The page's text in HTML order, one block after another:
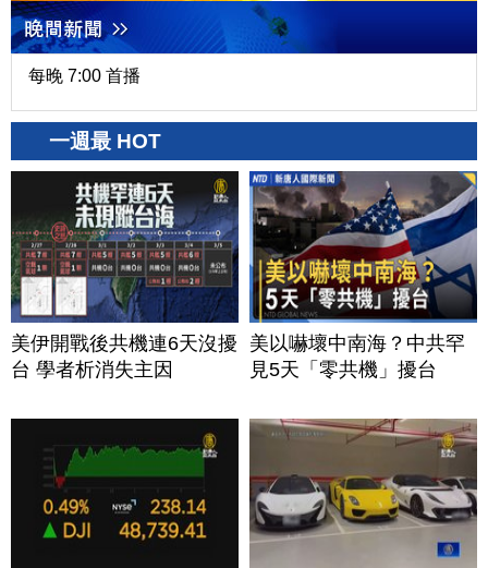
每晚 7:00 首播
一週最 HOT
美伊開戰後共機連6天沒擾
台 學者析消失主因
美以嚇壞中南海？中共罕
見5天「零共機」擾台